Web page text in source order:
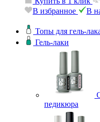
Купить в 1 клик
К
Топы для гель-
Гель-лаки
педикюра